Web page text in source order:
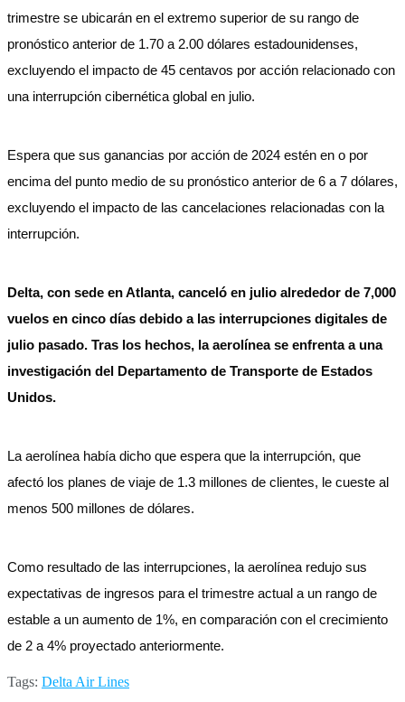
trimestre se ubicarán en el extremo superior de su rango de
pronóstico anterior de 1.70 a 2.00 dólares estadounidenses,
excluyendo el impacto de 45 centavos por acción relacionado con
una interrupción cibernética global en julio.
Espera que sus ganancias por acción de 2024 estén en o por
encima del punto medio de su pronóstico anterior de 6 a 7 dólares,
excluyendo el impacto de las cancelaciones relacionadas con la
interrupción.
Delta, con sede en Atlanta, canceló en julio alrededor de 7,000
vuelos en cinco días debido a las interrupciones digitales de
julio pasado. Tras los hechos, la aerolínea se enfrenta a una
investigación del Departamento de Transporte de Estados
Unidos.
La aerolínea había dicho que espera que la interrupción, que
afectó los planes de viaje de 1.3 millones de clientes, le cueste al
menos 500 millones de dólares.
Como resultado de las interrupciones, la aerolínea redujo sus
expectativas de ingresos para el trimestre actual a un rango de
estable a un aumento de 1%, en comparación con el crecimiento
de 2 a 4% proyectado anteriormente.
Tags: Delta Air Lines